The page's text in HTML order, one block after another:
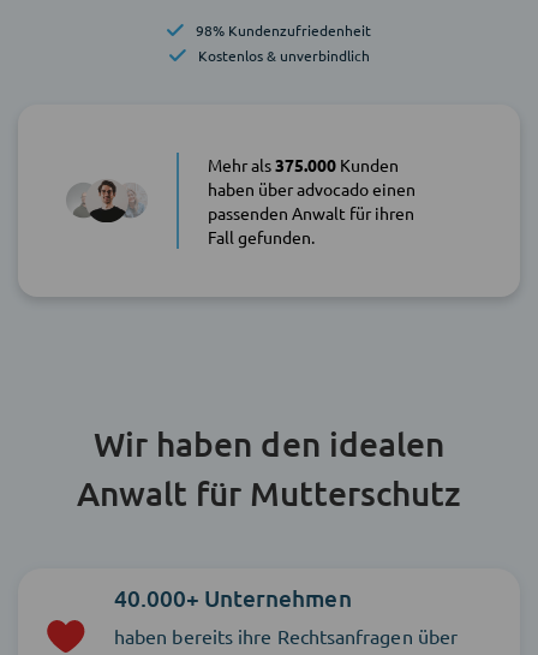
98% Kundenzufriedenheit
Kostenlos & unverbindlich
Mehr als375.000Kunden
haben über advocado einen
passenden Anwalt für ihren
Fall gefunden.
Wir haben den idealen
Anwalt für Mutterschutz
40.000+ Unternehmen
haben bereits ihre Rechtsanfragen über